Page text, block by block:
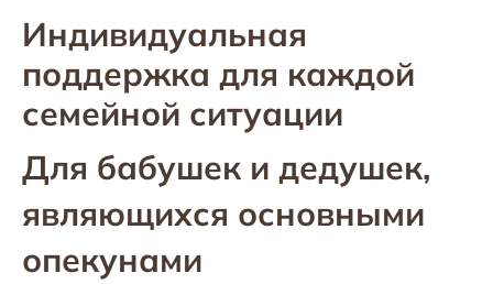
Индивидуальная
поддержка для каждой
семейной ситуации
Для бабушек и дедушек,
являющихся основными
опекунами